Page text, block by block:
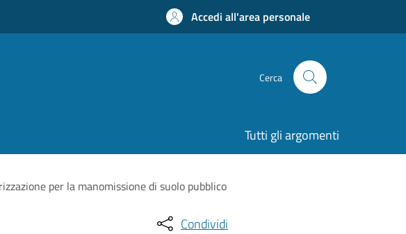
Accedi all'area personale
Cerca
Tutti gli argomenti
per la manomissione di suolo pubblico
Condividi